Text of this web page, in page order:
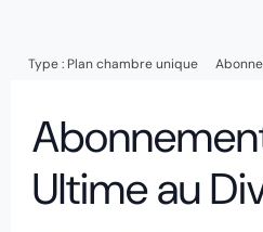
Type : Plan chambre unique
Ultime au